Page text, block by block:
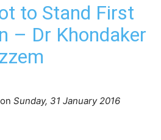
to Stand First
– Dr Khondaker
on Sunday, 31 January 2016